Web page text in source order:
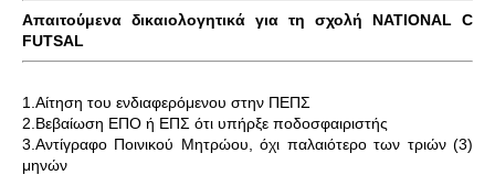
Απαιτούμενα δικαιολογητικά για τη σχολή NATIONAL C
FUTSAL
1.Αίτηση του ενδιαφερόμενου στην ΠΕΠΣ
2.Βεβαίωση ΕΠΟ ή ΕΠΣ ότι υπήρξε ποδοσφαιριστής
3.Αντίγραφο Ποινικού Μητρώου, όχι παλαιότερο των τριών (3)
μηνών